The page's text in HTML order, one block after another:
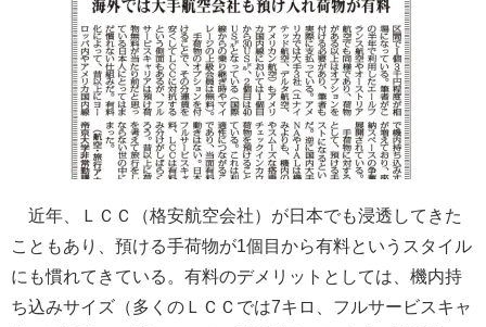
近年、ＬＣＣ（格安航空会社）が日本でも浸透してきた
こともあり、預ける手荷物が1個目から有料というスタイル
にも慣れてきている。有料のデメリットとしては、機内持
ち込みサイズ（多くのＬＣＣでは7キロ、フルサービスキャ